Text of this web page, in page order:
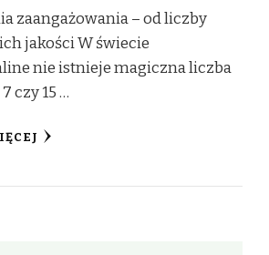
zaangażowania – od liczby
jakości W świecie
nie istnieje magiczna liczba
czy 15 …